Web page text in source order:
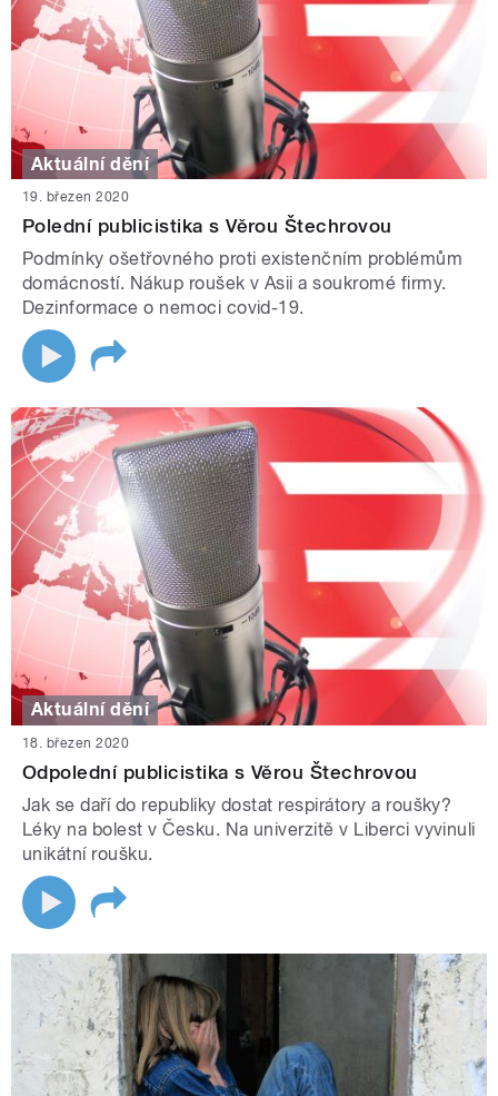
Aktuální dění
19. březen 2020
Polední publicistika s Věrou Štechrovou
Podmínky ošetřovného proti existenčním problémům
domácností. Nákup roušek v Asii a soukromé firmy.
Dezinformace o nemoci covid-19.
Aktuální dění
18. březen 2020
Odpolední publicistika s Věrou Štechrovou
Jak se daří do republiky dostat respirátory a roušky?
Léky na bolest v Česku. Na univerzitě v Liberci vyvinuli
unikátní roušku.